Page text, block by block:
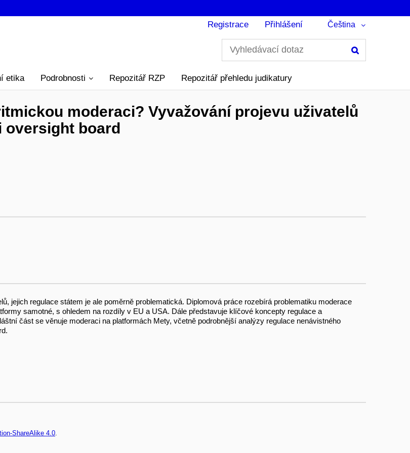
Registrace Přihlášení Čeština
etika Podrobnosti Repozitář RZP Repozitář přehledu judikatury
moderaci? Vyvažování projevu uživatelů
board
jejich regulace státem je ale poměrně problematická. Diplomová práce rozebírá problematiku moderace
samotné, s ohledem na rozdíly v EU a USA. Dále představuje klíčové koncepty regulace a
část se věnuje moderaci na platformách Mety, včetně podrobnější analýzy regulace nenávistného
ShareAlike 4.0